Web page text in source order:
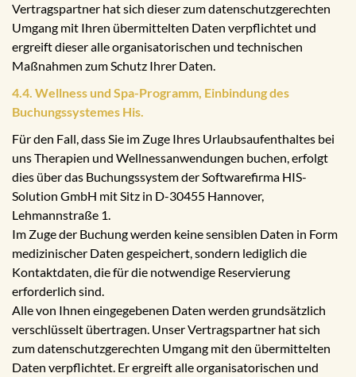
Vertragspartner hat sich dieser zum datenschutzgerechten
Umgang mit Ihren übermittelten Daten verpflichtet und
ergreift dieser alle organisatorischen und technischen
Maßnahmen zum Schutz Ihrer Daten.
4.4. Wellness und Spa-Programm, Einbindung des
Buchungssystemes His.
Für den Fall, dass Sie im Zuge Ihres Urlaubsaufenthaltes bei
uns Therapien und Wellnessanwendungen buchen, erfolgt
dies über das Buchungssystem der Softwarefirma HIS-
Solution GmbH mit Sitz in D-30455 Hannover,
Lehmannstraße 1.
Im Zuge der Buchung werden keine sensiblen Daten in Form
medizinischer Daten gespeichert, sondern lediglich die
Kontaktdaten, die für die notwendige Reservierung
erforderlich sind.
Alle von Ihnen eingegebenen Daten werden grundsätzlich
verschlüsselt übertragen. Unser Vertragspartner hat sich
zum datenschutzgerechten Umgang mit den übermittelten
Daten verpflichtet. Er ergreift alle organisatorischen und